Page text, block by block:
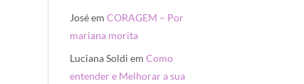
JoséemCORAGEM – Por
mariana morita
Luciana Soldi emComo
entender e Melhorar a sua